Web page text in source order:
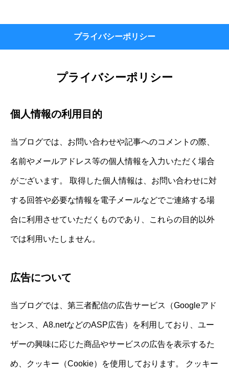
プライバシーポリシー
プライバシーポリシー
個人情報の利用目的
当ブログでは、お問い合わせや記事へのコメントの際、
名前やメールアドレス等の個人情報を入力いただく場合
がございます。 取得した個人情報は、お問い合わせに対
する回答や必要な情報を電子メールなどでご連絡する場
合に利用させていただくものであり、これらの目的以外
では利用いたしません。
広告について
当ブログでは、第三者配信の広告サービス（Googleアド
センス、A8.netなどのASP広告）を利用しており、ユー
ザーの興味に応じた商品やサービスの広告を表示するた
め、クッキー（Cookie）を使用しております。 クッキー